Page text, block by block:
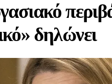
δηλώνει